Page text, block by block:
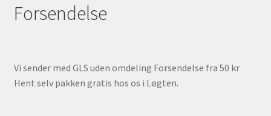
Forsendelse
Vi sender med GLS uden omdeling Forsendelse fra 50 kr
Hent selv pakken gratis hos os i Løgten.